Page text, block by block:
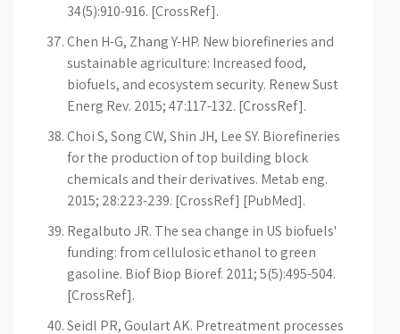
34(5):910-916. [CrossRef].
Chen H-G, Zhang Y-HP. New biorefineries and
sustainable agriculture: Increased food,
biofuels, and ecosystem security. Renew Sust
Energ Rev. 2015; 47:117-132. [CrossRef].
Choi S, Song CW, Shin JH, Lee SY. Biorefineries
for the production of top building block
chemicals and their derivatives. Metab eng.
2015; 28:223-239. [CrossRef] [PubMed].
Regalbuto JR. The sea change in US biofuels'
funding: from cellulosic ethanol to green
gasoline. Biof Biop Bioref. 2011; 5(5):495-504.
[CrossRef].
Seidl PR, Goulart AK. Pretreatment processes